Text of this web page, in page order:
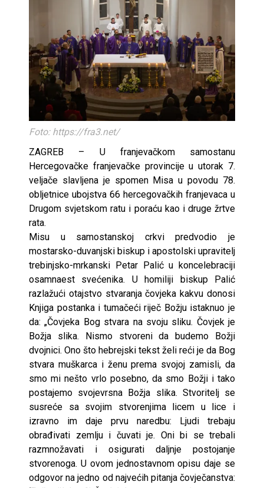
Foto: https://fra3.net/
ZAGREB – U franjevačkom samostanu
Hercegovačke franjevačke provincije u utorak 7.
veljače slavljena je spomen Misa u povodu 78.
obljetnice ubojstva 66 hercegovačkih franjevaca u
Drugom svjetskom ratu i poraću kao i druge žrtve
rata.
Misu u samostanskoj crkvi predvodio je
mostarsko-duvanjski biskup i apostolski upravitelj
trebinjsko-mrkanski Petar Palić u koncelebraciji
osamnaest svećenika. U homiliji biskup Palić
razlažući otajstvo stvaranja čovjeka kakvu donosi
Knjiga postanka i tumačeći riječ Božju istaknuo je
da: „Čovjeka Bog stvara na svoju sliku. Čovjek je
Božja slika. Nismo stvoreni da budemo Božji
dvojnici. Ono što hebrejski tekst želi reći je da Bog
stvara muškarca i ženu prema svojoj zamisli, da
smo mi nešto vrlo posebno, da smo Božji i tako
postajemo svojevrsna Božja slika. Stvoritelj se
susreće sa svojim stvorenjima licem u lice i
izravno im daje prvu naredbu: Ljudi trebaju
obrađivati zemlju i čuvati je. Oni bi se trebali
razmnožavati i osigurati daljnje postojanje
stvorenoga. U ovom jednostavnom opisu daje se
odgovor na jedno od najvećih pitanja čovječanstva: